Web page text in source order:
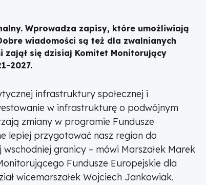
Wprowadza zapisy, które umożliwiają
wiadomości są też dla zwalnianych
zajął się dzisiaj Komitet Monitorujący
2027.
infrastruktury społecznej i
w infrastrukturę o podwójnym
zmiany w programie Fundusze
lepiej przygotować nasz region do
granicy – mówi Marszałek Marek
Fundusze Europejskie dla
wicemarszałek Wojciech Jankowiak.